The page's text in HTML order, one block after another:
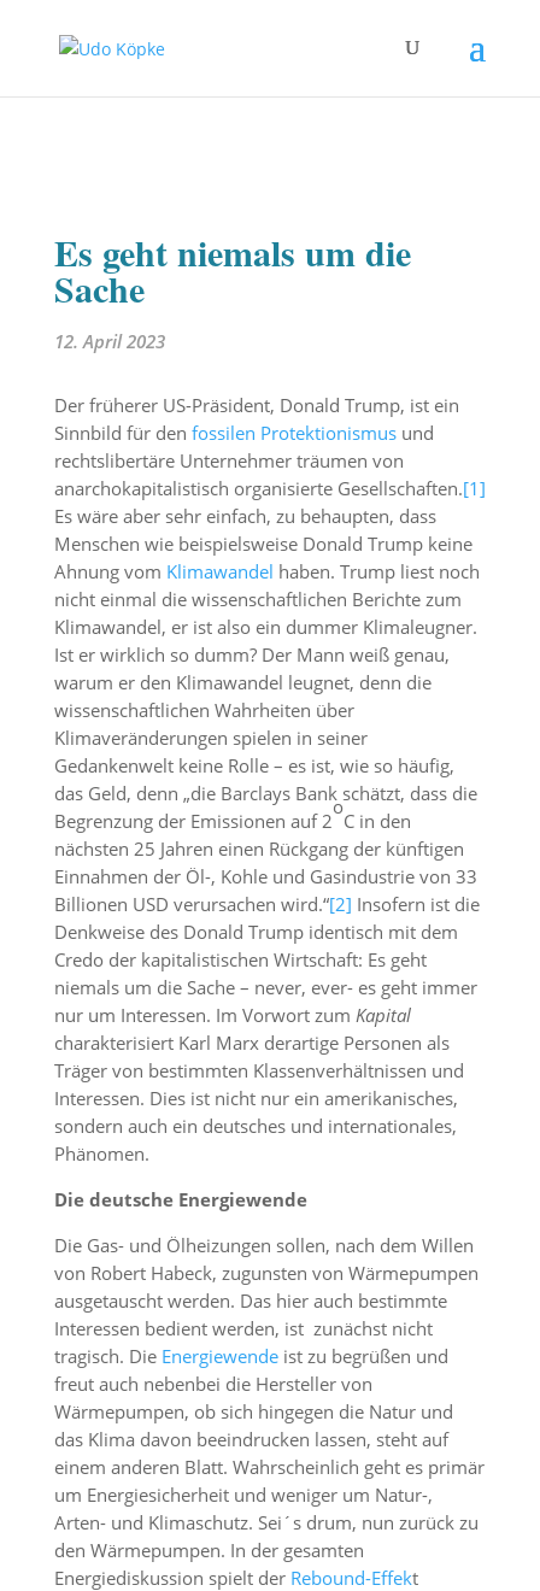
Es geht niemals um die
Sache
12. April 2023
Der früherer US-Präsident, Donald Trump, ist ein
Sinnbild für den fossilen Protektionismusund
rechtslibertäre Unternehmer träumen von
anarchokapitalistisch organisierte Gesellschaften.[1]
Es wäre aber sehr einfach, zu behaupten, dass
Menschen wie beispielsweise Donald Trump keine
Ahnung vom Klimawandel haben. Trump liest noch
nicht einmal die wissenschaftlichen Berichte zum
Klimawandel, er ist also ein dummer Klimaleugner.
Ist er wirklich so dumm? Der Mann weiß genau,
warum er den Klimawandel leugnet, denn die
wissenschaftlichen Wahrheiten über
Klimaveränderungen spielen in seiner
Gedankenwelt keine Rolle – es ist, wie so häufig,
das Geld, denn „die Barclays Bank schätzt, dass die
Begrenzung der Emissionen auf 2
o
C in den
nächsten 25 Jahren einen Rückgang der künftigen
Einnahmen der Öl-, Kohle und Gasindustrie von 33
Billionen USD verursachen wird.“[2] Insofern ist die
Denkweise des Donald Trump identisch mit dem
Credo der kapitalistischen Wirtschaft: Es geht
niemals um die Sache – never, ever- es geht immer
nur um Interessen. Im Vorwort zum Kapital
charakterisiert Karl Marx derartige Personen als
Träger von bestimmten Klassenverhältnissen und
Interessen. Dies ist nicht nur ein amerikanisches,
sondern auch ein deutsches und internationales,
Phänomen.
Die deutsche Energiewende
Die Gas- und Ölheizungen sollen, nach dem Willen
von Robert Habeck, zugunsten von Wärmepumpen
ausgetauscht werden. Das hier auch bestimmte
Interessen bedient werden, ist zunächst nicht
tragisch. Die Energiewendeist zu begrüßen und
freut auch nebenbei die Hersteller von
Wärmepumpen, ob sich hingegen die Natur und
das Klima davon beeindrucken lassen, steht auf
einem anderen Blatt. Wahrscheinlich geht es primär
um Energiesicherheit und weniger um Natur-,
Arten- und Klimaschutz. Sei´s drum, nun zurück zu
den Wärmepumpen. In der gesamten
Energiediskussion spielt der Rebound-Effekt